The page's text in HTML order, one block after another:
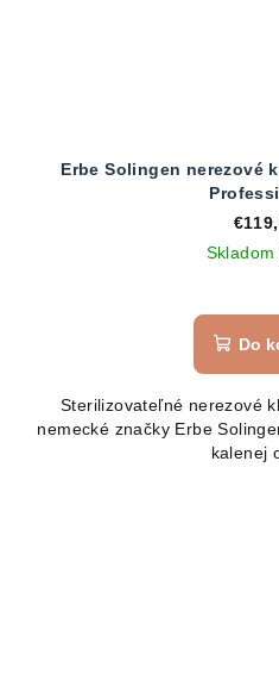
Erbe Solingen nerezové
Skladom
Do
Sterilizovateľné nerezové
nemecké značky Erbe
kalenej